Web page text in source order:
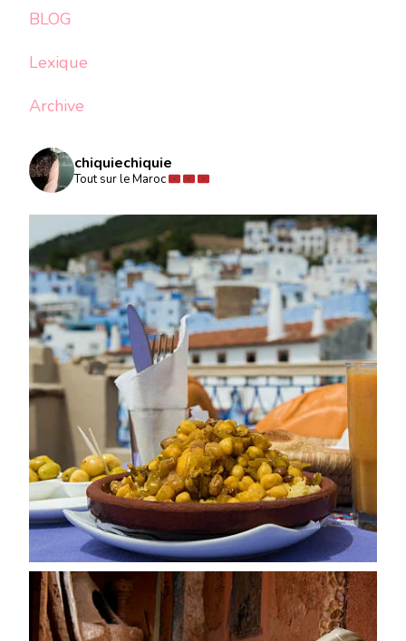
BLOG
Lexique
Archive
chiquiechiquie
Tout sur le Maroc